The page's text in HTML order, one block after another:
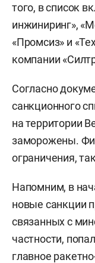
того, в список
инжиниринг»,
«Промсиз» и
компании
Согласно
санкционного
на территории
заморожены.
ограничения,
Напомним, в
новые санкции
связанных с
частности,
главное